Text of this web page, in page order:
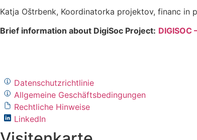
Katja Oštrbenk, Koordinatorka projektov, financ in
Brief information about DigiSoc Project:
Datenschutzrichtlinie
Allgemeine Geschäftsbedingungen
Rechtliche Hinweise
LinkedIn